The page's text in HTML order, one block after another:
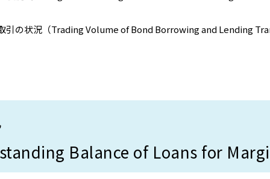
引の状況（Trading Volume of Bond Borrowing and Lending
Balance of Loans for